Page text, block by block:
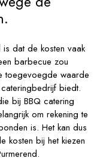
is dat de kosten vaak
barbecue zou
toegevoegde waarde
biedt.
bij BBQ catering
om rekening te
is. Het kan dus
kosten bij het kiezen